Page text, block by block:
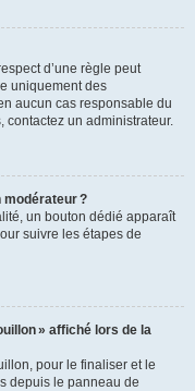
d’une règle peut
uniquement des
aucun cas responsable du
contactez un administrateur.
modérateur ?
un bouton dédié apparaît
suivre les étapes de
» affiché lors de la
pour le finaliser et le
depuis le panneau de